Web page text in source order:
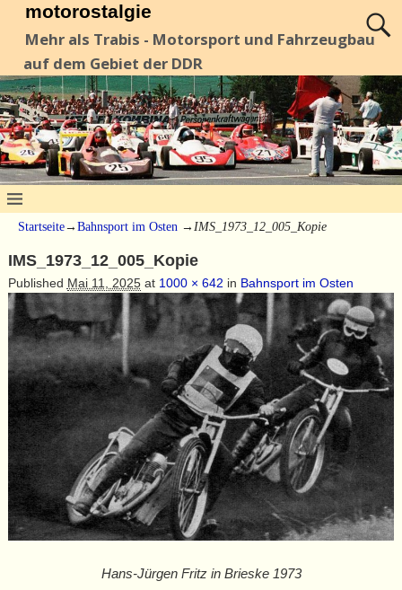
motorostalgie
Mehr als Trabis - Motorsport und Fahrzeugbau
auf dem Gebiet der DDR
Startseite→ Bahnsport im Osten → IMS_1973_12_005_Kopie
IMS_1973_12_005_Kopie
Published Mai 11, 2025at 1000 × 642 in Bahnsport im Osten
Hans-Jürgen Fritz in Brieske 1973